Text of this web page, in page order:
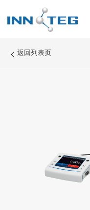
返回列表页